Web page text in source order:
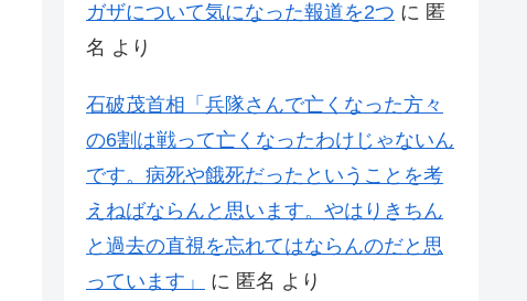
ガザについて気になった報道を2つ に 匿
名 より
石破茂首相「兵隊さんで亡くなった方々
の6割は戦って亡くなったわけじゃないん
です。病死や餓死だったということを考
えねばならんと思います。やはりきちん
と過去の直視を忘れてはならんのだと思
っています」
に 匿名 より